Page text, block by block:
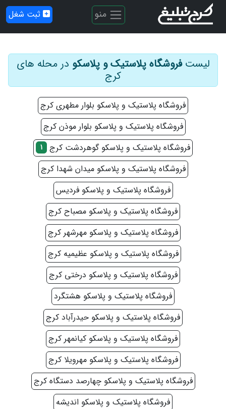
منو ثبت شغل
لیستفروشگاه پلاستیک و پلاسکو در محله های
کرج
فروشگاه پلاستیک و پلاسکو بلوار مطهری کرج
فروشگاه پلاستیک و پلاسکو بلوار موذن کرج
فروشگاه پلاستیک و پلاسکو گوهردشت کرج
1
فروشگاه پلاستیک و پلاسکو میدان شهدا کرج
فروشگاه پلاستیک و پلاسکو فردیس
فروشگاه پلاستیک و پلاسکو مصباح کرج
فروشگاه پلاستیک و پلاسکو مهرشهر کرج
فروشگاه پلاستیک و پلاسکو عظیمیه کرج
فروشگاه پلاستیک و پلاسکو درختی کرج
فروشگاه پلاستیک و پلاسکو هشتگرد
فروشگاه پلاستیک و پلاسکو حیدرآباد کرج
فروشگاه پلاستیک و پلاسکو کیانمهر کرج
فروشگاه پلاستیک و پلاسکو مهرویلا کرج
فروشگاه پلاستیک و پلاسکو چهارصد دستگاه کرج
فروشگاه پلاستیک و پلاسکو اندیشه